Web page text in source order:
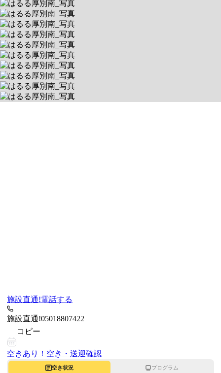
📚元教員スタッフ多数＆学習支援特化
送迎あり 空きあり
平日 9:00～18:00 / 土
北海道札幌市厚別区厚別南7丁目4-25
送迎対象: 札幌市厚別区, 札幌市厚別区, 札幌市清田区, 札幌市白石区, 北広島
市, 江別市, 札幌市
施設直通!電話する
施設直通!05018807422
コピー
空きあり！ 空き・送迎確認
空き状況 プログラム